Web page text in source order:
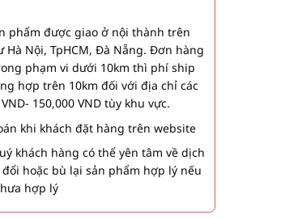
phẩm được giao ở nội thành trên
Hà Nội, TpHCM, Đà Nẵng. Đơn hàng
phạm vi dưới 10km thì phí ship
hợp trên 10km đối với địa chỉ các
150,000 VND tùy khu vực.
khi khách đặt hàng trên website
khách hàng có thể yên tâm về dịch
hoặc bù lại sản phẩm hợp lý nếu
hợp lý